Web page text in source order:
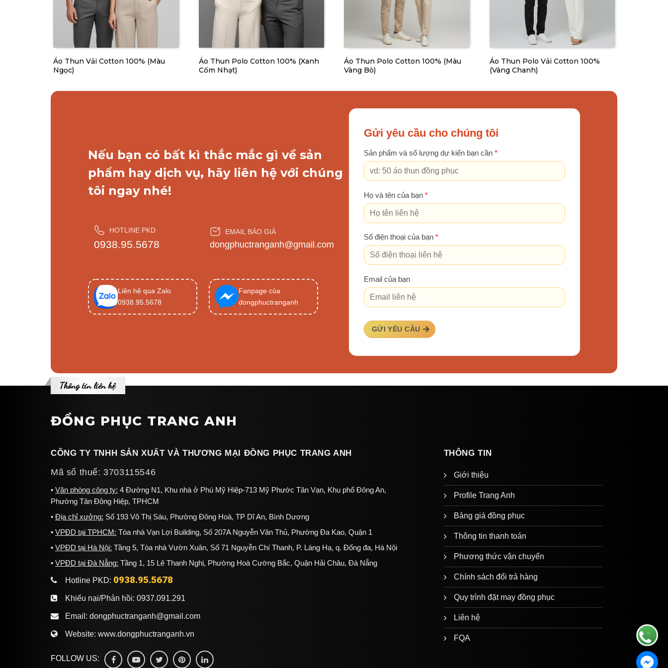
Áo Thun Vải Cotton 100% (Màu
Ngọc)
Áo Thun Polo Cotton 100% (Xanh
Cốm Nhạt)
Áo Thun Polo Cotton 100% (Màu
Vàng Bò)
Áo Thun Polo Vải Cotton 100%
(Vàng Chanh)
Nếu bạn có bất kì thắc mắc gì về sản
phẩm hay dịch vụ, hãy liên hệ với chúng
tôi ngay nhé!
HOTLINE PKD
0938.95.5678
EMAIL BÁO GIÁ
dongphuctranganh@gmail.com
Liên hệ qua Zalo
0938.95.5678
Fanpage của
dongphuctranganh
Gửi yêu cầu cho chúng tôi
Sản phẩm và số lượng dự kiến bạn cần *
Họ và tên của bạn *
Số điện thoại của bạn *
Email của bạn
GỬI YÊU CẦU
Thông tin liên hệ
ĐỒNG PHỤC TRANG ANH
CÔNG TY TNHH SẢN XUẤT VÀ THƯƠNG MẠI ĐỒNG PHỤC TRANG ANH
Mã số thuế: 3703115546
Văn phòng công ty: 4 Đường N1, Khu nhà ở Phú Mỹ Hiệp-713 Mỹ Phước Tân Vạn, Khu phố Đông An,
Phường Tân Đông Hiệp, TPHCM
Địa chỉ xưởng: Số 193 Võ Thị Sáu, Phường Đông Hoà, TP Dĩ An, Bình Dương
VPĐD tại TPHCM: Tòa nhà Vạn Lợi Building, Số 207A Nguyễn Văn Thủ, Phường Đa Kao, Quận 1
VPĐD tại Hà Nội: Tầng 5, Tòa nhà Vườn Xuân, Số 71 Nguyễn Chí Thanh, P. Láng Hạ, q. Đống đa, Hà Nội
VPĐD tại Đà Nẵng: Tầng 1, 15 Lê Thanh Nghị, Phường Hoà Cường Bắc, Quận Hải Châu, Đà Nẵng
Hotline PKD: 0938.95.5678
Khiếu nại/Phản hồi: 0937.091.291
Email: dongphuctranganh@gmail.com
Website: www.dongphuctranganh.vn
FOLLOW US:
THÔNG TIN
Giới thiệu
Profile Trang Anh
Bảng giá đồng phục
Thông tin thanh toán
Phương thức vận chuyển
Chính sách đổi trả hàng
Quy trình đặt may đồng phục
Liên hệ
FQA